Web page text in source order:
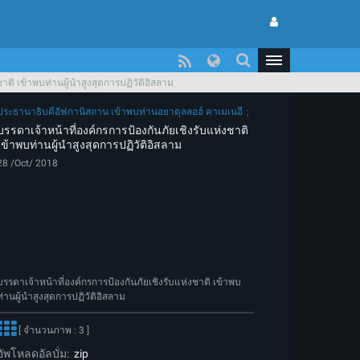
ติ เข้าพบท่านผู้นำสูงสุดการปฏิวัติอิสลาม
ระธานาธิบดีอัฟกานิสถาน เข้าพบท่านอยาตุลลอฮ์ คาเมเนอี
รรดาเจ้าหน้าที่องค์กรการป้องกันภัยเชิงรับแห่งชาติ
ข้าพบท่านผู้นำสูงสุดการปฏิวัติอิสลาม
/Oct/ 2018
รรดาเจ้าหน้าที่องค์กรการป้องกันภัยเชิงรับแห่งชาติ เข้าพบ
านผู้นำสูงสุดการปฏิวัติอิสลาม
[ จำนวนภาพ : 3 ]
พโหลดอัลบั่ม: zip